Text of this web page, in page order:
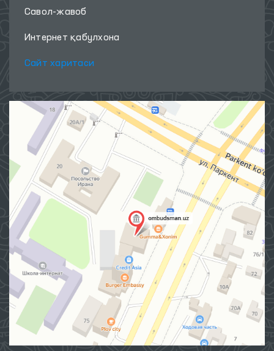
Савол-жавоб
Интернет қабулхона
Сайт харитаси